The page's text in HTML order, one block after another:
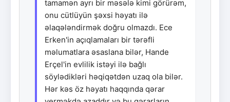
tamamən ayrı bir məsələ kimi görürəm,
onu cütlüyün şəxsi həyatı ilə
əlaqələndirmək doğru olmazdı. Ece
Erken'in açıqlamaları bir tərəfli
məlumatlara əsaslana bilər, Hande
Erçel'in evlilik istəyi ilə bağlı
söylədikləri həqiqətdən uzaq ola bilər.
Hər kəs öz həyatı haqqında qərar